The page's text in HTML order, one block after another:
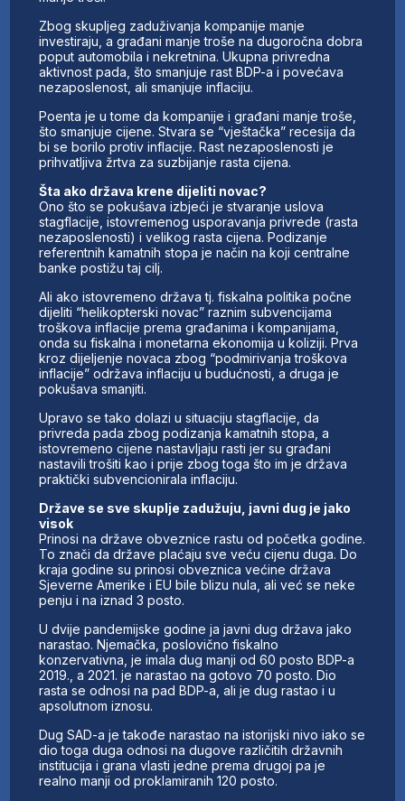
Zbog skupljeg zaduživanja kompanije manje
investiraju, a građani manje troše na dugoročna dobra
poput automobila i nekretnina. Ukupna privredna
aktivnost pada, što smanjuje rast BDP-a i povećava
nezaposlenost, ali smanjuje inflaciju.
Poenta je u tome da kompanije i građani manje troše,
što smanjuje cijene. Stvara se “vještačka” recesija da
bi se borilo protiv inflacije. Rast nezaposlenosti je
prihvatljiva žrtva za suzbijanje rasta cijena.
Šta ako država krene dijeliti novac?
Ono što se pokušava izbjeći je stvaranje uslova
stagflacije, istovremenog usporavanja privrede (rasta
nezaposlenosti) i velikog rasta cijena. Podizanje
referentnih kamatnih stopa je način na koji centralne
banke postižu taj cilj.
Ali ako istovremeno država tj. fiskalna politika počne
dijeliti “helikopterski novac” raznim subvencijama
troškova inflacije prema građanima i kompanijama,
onda su fiskalna i monetarna ekonomija u koliziji. Prva
kroz dijeljenje novaca zbog “podmirivanja troškova
inflacije” održava inflaciju u budućnosti, a druga je
pokušava smanjiti.
Upravo se tako dolazi u situaciju stagflacije, da
privreda pada zbog podizanja kamatnih stopa, a
istovremeno cijene nastavljaju rasti jer su građani
nastavili trošiti kao i prije zbog toga što im je država
praktički subvencionirala inflaciju.
Države se sve skuplje zadužuju, javni dug je jako
visok
Prinosi na države obveznice rastu od početka godine.
To znači da države plaćaju sve veću cijenu duga. Do
kraja godine su prinosi obveznica većine država
Sjeverne Amerike i EU bile blizu nula, ali već se neke
penju i na iznad 3 posto.
U dvije pandemijske godine ja javni dug država jako
narastao. Njemačka, poslovično fiskalno
konzervativna, je imala dug manji od 60 posto BDP-a
2019., a 2021. je narastao na gotovo 70 posto. Dio
rasta se odnosi na pad BDP-a, ali je dug rastao i u
apsolutnom iznosu.
Dug SAD-a je takođe narastao na istorijski nivo iako se
dio toga duga odnosi na dugove različitih državnih
institucija i grana vlasti jedne prema drugoj pa je
realno manji od proklamiranih 120 posto.